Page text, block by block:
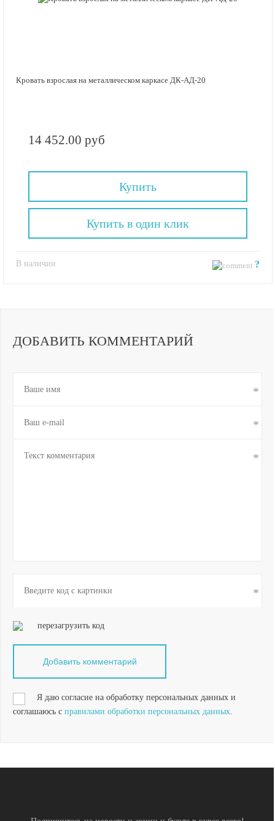
Кровать взрослая на металлическом каркасе ДК-АД-20
14 452.00 руб
Купить
В наличии ?
Купить в один клик
ДОБАВИТЬ КОММЕНТАРИЙ
перезагрузить код
Я даю согласие на обработку персональных данных и
соглашаюсь с правилами обработки персональных данных